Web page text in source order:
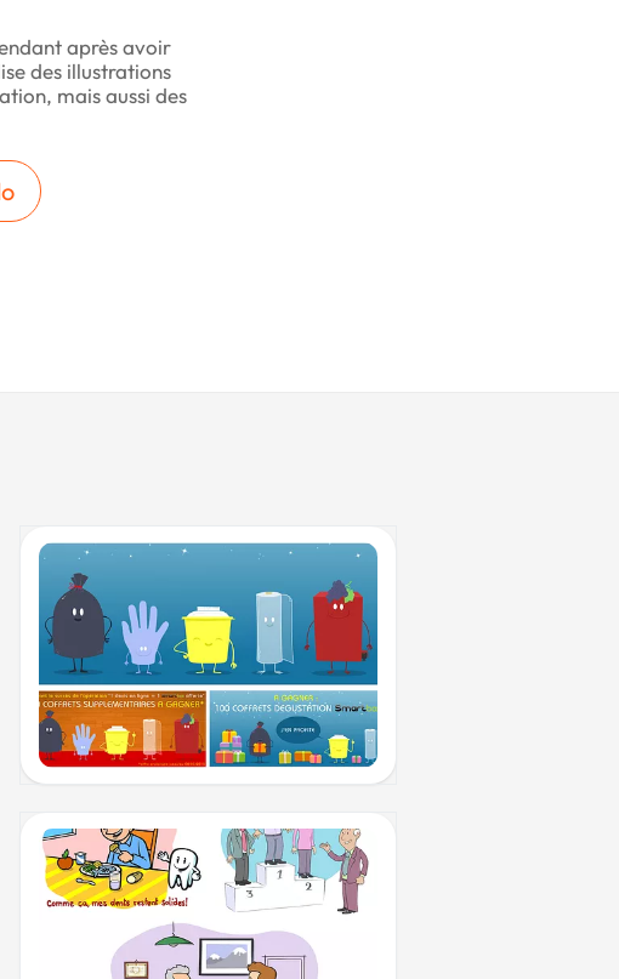
après avoir
des illustrations
mais aussi des